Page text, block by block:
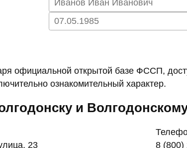
официальной открытой базе ФССП,
ознакомительный характер.
и
23
8 (800)